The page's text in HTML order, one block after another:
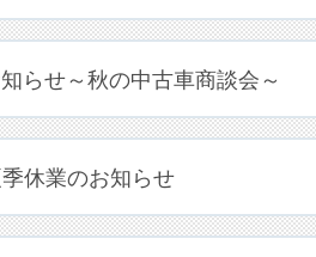
らせ～秋の中古車商談会～
休業のお知らせ